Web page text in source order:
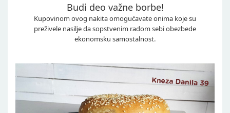
Budi deo važne borbe!
Kupovinom ovog nakita omogućavate onima koje su
preživele nasilje da sopstvenim radom sebi obezbede
ekonomsku samostalnost.